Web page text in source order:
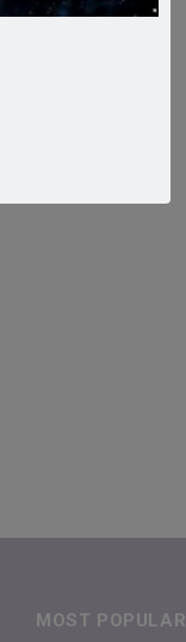
MOST POPULAR